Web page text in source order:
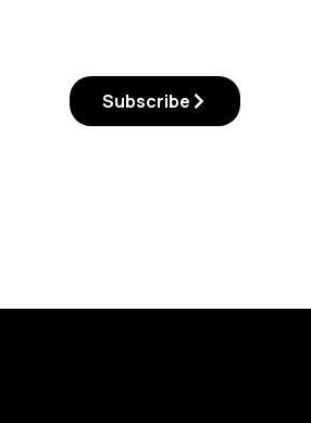
Subscribe